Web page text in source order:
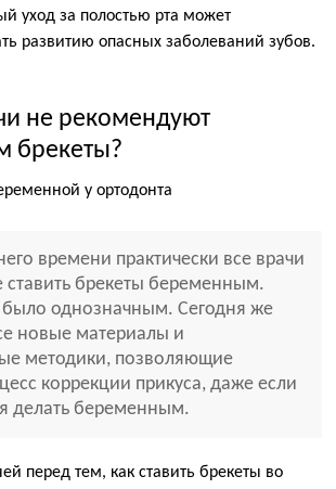
уход за полостью рта может
развитию опасных заболеваний зубов.
не рекомендуют
брекеты?
времени практически все врачи
ставить брекеты беременным.
однозначным. Сегодня же
новые материалы и
методики, позволяющие
коррекции прикуса, даже если
делать беременным.
перед тем, как ставить брекеты во